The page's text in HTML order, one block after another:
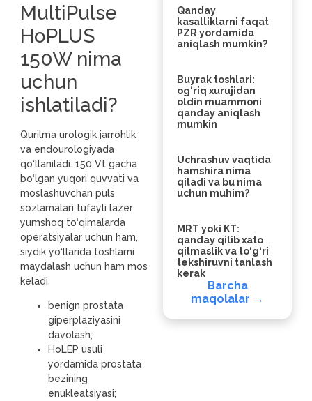
MultiPulse
HoPLUS
150W nima
uchun
ishlatiladi?
Qurilma urologik jarrohlik
va endourologiyada
qo‘llaniladi. 150 Vt gacha
bo‘lgan yuqori quvvati va
moslashuvchan puls
sozlamalari tufayli lazer
yumshoq to‘qimalarda
operatsiyalar uchun ham,
siydik yo‘llarida toshlarni
maydalash uchun ham mos
keladi.
benign prostata
giperplaziyasini
davolash;
HoLEP usuli
yordamida prostata
bezining
enukleatsiyasi;
Qanday
kasalliklarni faqat
PZR yordamida
aniqlash mumkin?
Buyrak toshlari:
og‘riq xurujidan
oldin muammoni
qanday aniqlash
mumkin
Uchrashuv vaqtida
hamshira nima
qiladi va bu nima
uchun muhim?
MRT yoki KT:
qanday qilib xato
qilmaslik va to‘g‘ri
tekshiruvni tanlash
kerak
Barcha
maqolalar →